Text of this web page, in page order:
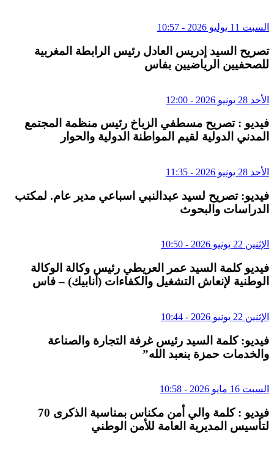
السبت 11 يوليو 2026 - 10:57
تصريح السيد إدريس العادل رئيس الرابطة المغربية
للصحفيين الرياضيين بفاس
الأحد 28 يونيو 2026 - 12:00
فيديو : تصريح مسطفي الزباخ رئيس منظمة المجتمع
المدني الدولية لقيم المواطنة الدولية والحوار
الأحد 28 يونيو 2026 - 11:35
فيديو: تصريح لسيد عبدالنبي اسباعي مدير عام. لمكتب
الدراسات والبحوث
الإثنين 22 يونيو 2026 - 10:50
فيديو كلمة السيد عمر العريطي رئيس وكالة الوكالة
الوطنية لإنعاش التشغيل والكفاءات (أنابيك) – فاس
الإثنين 22 يونيو 2026 - 10:44
فيديو: كلمة السيد رئيس غرفة التجارة والصناعة
والخدمات حمزة بنعبد الله”
السبت 16 مايو 2026 - 10:58
فيديو : كلمة والي أمن مكناس بمناسبة الذكرى 70
لتأسيس المديرية العامة للأمن الوطني